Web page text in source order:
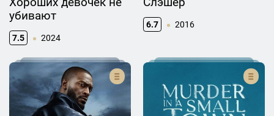
убивают
7.5 2024
6.7 2016